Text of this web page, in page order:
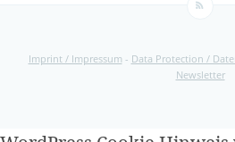
Imprint / Impressum - Data Protection /
Newsletter